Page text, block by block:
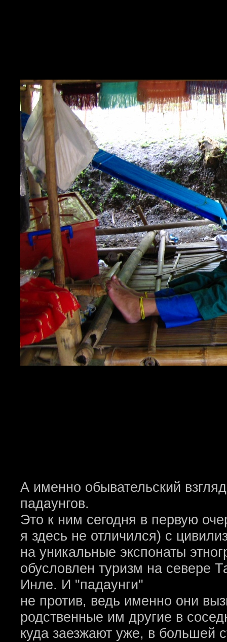
А именно обывательский
падаунгов.
Это к ним сегодня в первую
я здесь не отличился) с
на уникальные экспонаты
обусловлен туризм на севере
Инле. И "падаунги"
не против, ведь именно они
родственные им другие в
куда заезжают уже, в большей